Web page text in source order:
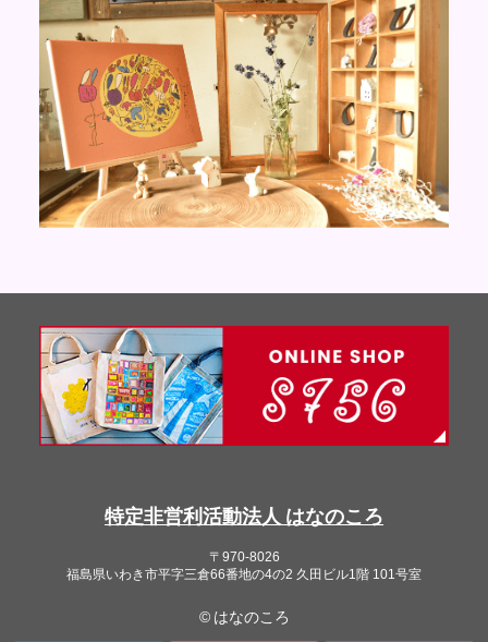
特定非営利活動法人 はなのころ
〒970-8026
福島県いわき市平字三倉66番地の4の2 久田ビル1階 101号室
© はなのころ